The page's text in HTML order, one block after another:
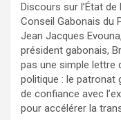
Discours sur l’État
Conseil Gabonais du
Jean Jacques
président gabonais,
pas une simple lettre
politique : le patronat
de confiance avec
pour accélérer la